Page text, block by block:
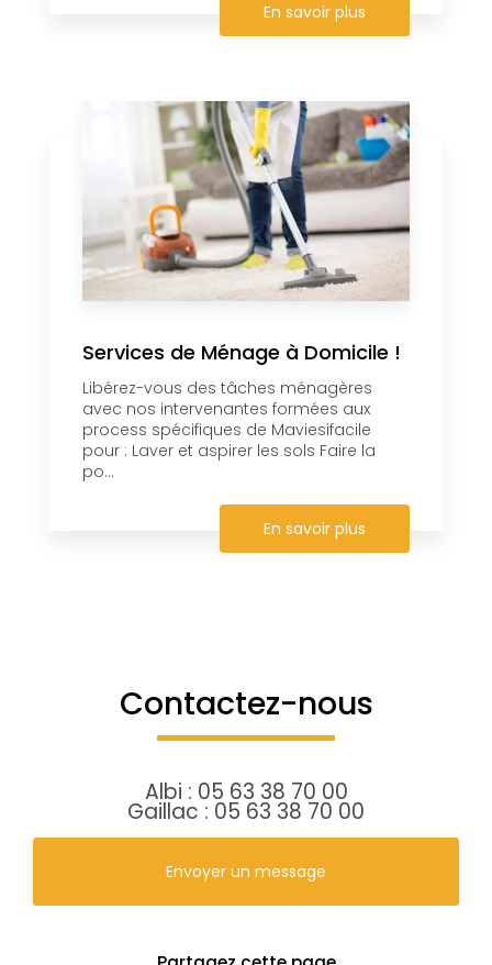
En savoir plus
Services de Ménage à Domicile !
Libérez-vous des tâches ménagères
avec nos intervenantes formées aux
process spécifiques de Maviesifacile
pour : Laver et aspirer les sols Faire la
po...
En savoir plus
Contactez-nous
Albi : 05 63 38 70 00
Gaillac : 05 63 38 70 00
Envoyer un message